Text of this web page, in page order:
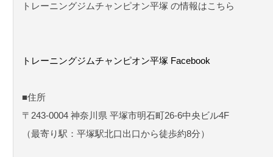
トレーニングジムチャンピオン平塚 の情報はこちら
トレーニングジムチャンピオン平塚 Facebook
■住所
〒243-0004 神奈川県 平塚市明石町26-6中央ビル4F
（最寄り駅：平塚駅北口出口から徒歩約8分）